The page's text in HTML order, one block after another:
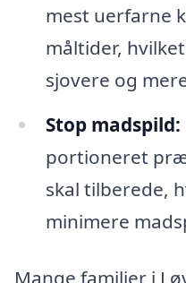
mest uerfarne
måltider,
sjovere og
Stop madspild:
portioneret
skal tilberede,
minimere